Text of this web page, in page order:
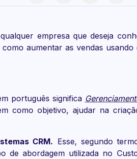
empresa que deseja
aumentar as vendas usando
português significa
como objetivo, ajudar na
CRM. Esse, segundo
de abordagem utilizada no